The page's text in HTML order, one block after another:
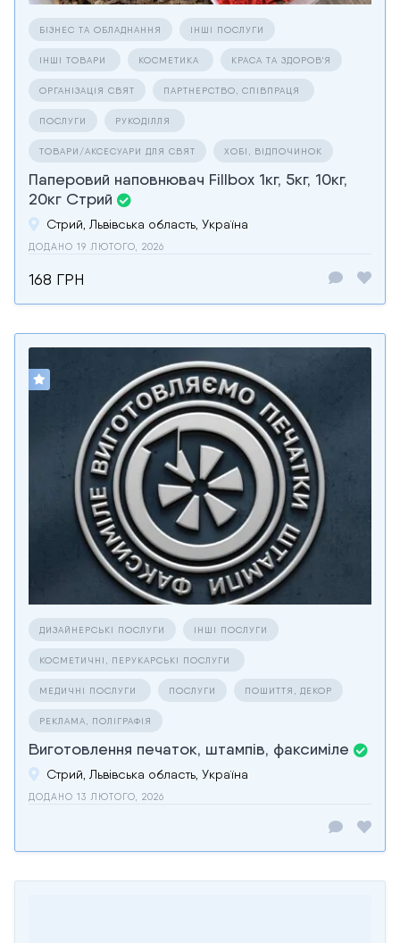
БІЗНЕС ТА ОБЛАДНАННЯ ІНШІ ПОСЛУГИ
ІНШІ ТОВАРИ КОСМЕТИКА КРАСА ТА ЗДОРОВ'Я
ОРГАНІЗАЦІЯ СВЯТ ПАРТНЕРСТВО, СПІВПРАЦЯ
ПОСЛУГИ РУКОДІЛЛЯ
ТОВАРИ/АКСЕСУАРИ ДЛЯ СВЯТ ХОБІ, ВІДПОЧИНОК
Паперовий наповнювач Fillbox 1кг, 5кг, 10кг,
20кг Стрий
Стрий, Львівська область, Україна
ДОДАНО 19 ЛЮТОГО, 2026
168 ГРН
ДИЗАЙНЕРСЬКІ ПОСЛУГИ ІНШІ ПОСЛУГИ
КОСМЕТИЧНІ, ПЕРУКАРСЬКІ ПОСЛУГИ
МЕДИЧНІ ПОСЛУГИ ПОСЛУГИ ПОШИТТЯ, ДЕКОР
РЕКЛАМА, ПОЛІГРАФІЯ
Виготовлення печаток, штампів, факсиміле
Стрий, Львівська область, Україна
ДОДАНО 13 ЛЮТОГО, 2026